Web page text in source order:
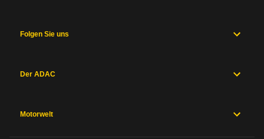
Folgen Sie uns
Der ADAC
Motorwelt